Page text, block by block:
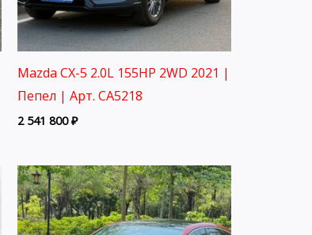
Mazda CX-5 2.0L 155HP 2WD 2021 |
Пепел | Арт. CA5218
2 541 800₽